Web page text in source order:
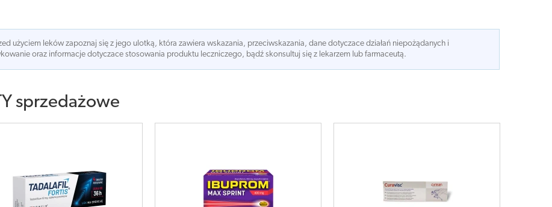
użyciem leków zapoznaj się z jego ulotką, która zawiera wskazania, przeciwskazania, dane dotyczace działań niepożądanych i
oraz informacje dotyczace stosowania produktu leczniczego, bądź skonsultuj się z lekarzem lub farmaceutą.
sprzedażowe